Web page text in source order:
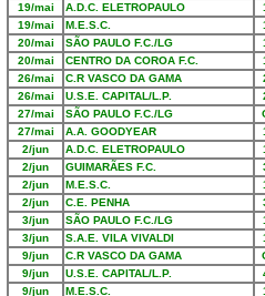
19/mai
A.D.C. ELETROPAULO
19/mai
M.E.S.C.
20/mai
SÃO PAULO F.C./LG
20/mai
CENTRO DA COROA F.C.
26/mai
C.R VASCO DA GAMA
26/mai
U.S.E. CAPITAL/L.P.
27/mai
SÃO PAULO F.C./LG
27/mai
A.A. GOODYEAR
2/jun
A.D.C. ELETROPAULO
2/jun
GUIMARÃES F.C.
2/jun
M.E.S.C.
2/jun
C.E. PENHA
3/jun
SÃO PAULO F.C./LG
3/jun
S.A.E. VILA VIVALDI
9/jun
C.R VASCO DA GAMA
9/jun
U.S.E. CAPITAL/L.P.
9/jun
M.E.S.C.